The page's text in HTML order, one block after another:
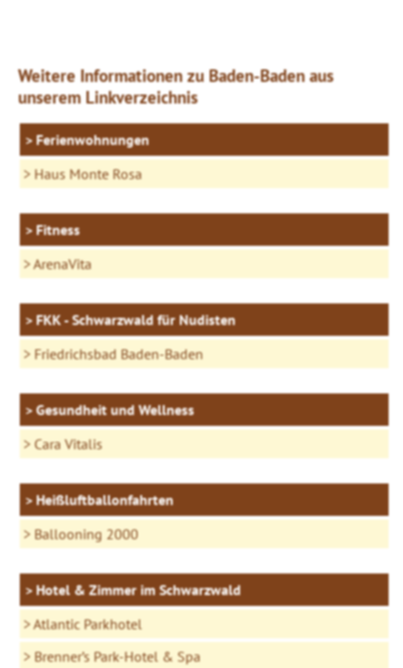
Weitere Informationen zu Baden-Baden aus
unserem Linkverzeichnis
Ferienwohnungen
Haus Monte Rosa
Fitness
ArenaVita
FKK - Schwarzwald für Nudisten
Friedrichsbad Baden-Baden
Gesundheit und Wellness
Cara Vitalis
Heißluftballonfahrten
Ballooning 2000
Hotel & Zimmer im Schwarzwald
Atlantic Parkhotel
Brenner’s Park-Hotel & Spa